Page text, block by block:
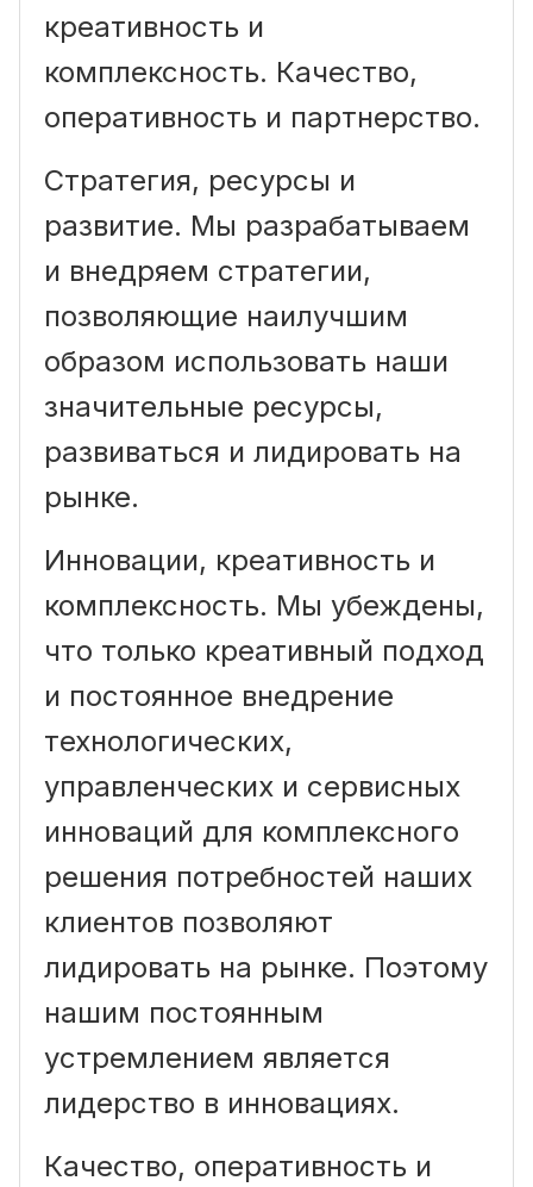
креативность и
комплексность. Качество,
оперативность и партнерство.
Стратегия, ресурсы и
развитие. Мы разрабатываем
и внедряем стратегии,
позволяющие наилучшим
образом использовать наши
значительные ресурсы,
развиваться и лидировать на
рынке.
Инновации, креативность и
комплексность. Мы убеждены,
что только креативный подход
и постоянное внедрение
технологических,
управленческих и сервисных
инноваций для комплексного
решения потребностей наших
клиентов позволяют
лидировать на рынке. Поэтому
нашим постоянным
устремлением является
лидерство в инновациях.
Качество, оперативность и